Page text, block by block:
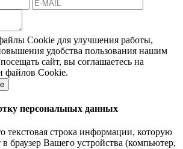
Cookie для улучшения работы,
удобства пользования нашим
сайт, вы соглашаетесь на
файлов Cookie.
персональных данных
строка информации, которую
в браузер Вашего устройства (компьютер,